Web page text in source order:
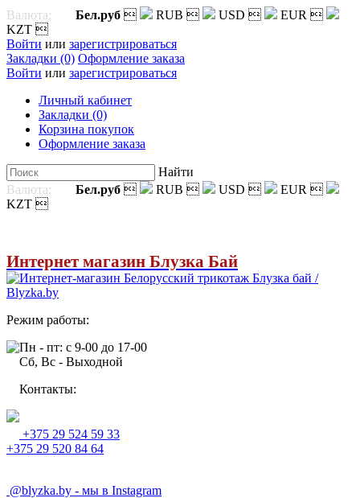
Валюта: Бел.руб  RUB  USD  EUR 
KZT 
Войти или зарегистрироваться
Закладки (0) Оформление заказа
Войти или зарегистрироваться
Личный кабинет
Закладки (0)
Корзина покупок
Оформление заказа
Найти
Валюта:
Бел.руб  RUB  USD  EUR 
KZT 
Интернет магазин Блузка Бай
Режим работы:
Пн - пт: с 9-00 до 17-00
Сб, Вс - Выходной
Контакты:
+375 29 524 59 33
+375 29 520 84 64
@blyzka.by - мы в Instagram